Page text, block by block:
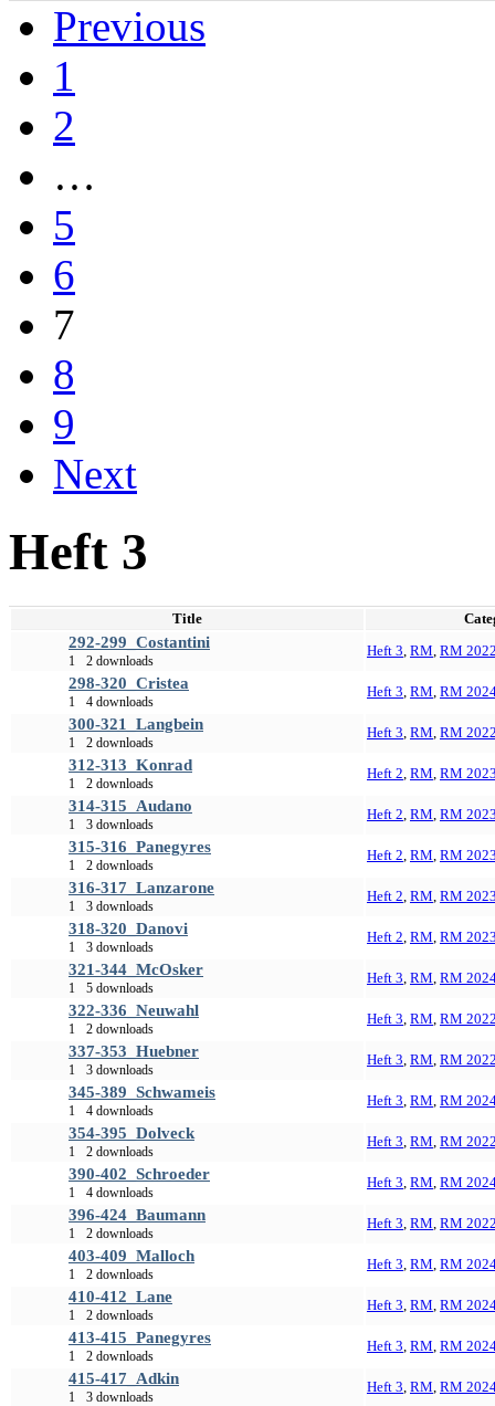
Previous
1
2
…
5
6
7
8
9
Next
Heft 3
Title
292-299_Costantini
1 2 downloads
Heft 3 RM RM
298-320_Cristea
1 4 downloads
Heft 3 RM RM
300-321_Langbein
1 2 downloads
Heft 3 RM RM
312-313_Konrad
1 2 downloads
Heft 2 RM RM
314-315_Audano
1 3 downloads
Heft 2 RM RM
315-316_Panegyres
1 2 downloads
Heft 2 RM RM
316-317_Lanzarone
1 3 downloads
Heft 2 RM RM
318-320_Danovi
1 3 downloads
Heft 2 RM RM
321-344_McOsker
1 5 downloads
Heft 3 RM RM
322-336_Neuwahl
1 2 downloads
Heft 3 RM RM
337-353_Huebner
1 3 downloads
Heft 3 RM RM
345-389_Schwameis
1 4 downloads
Heft 3 RM RM
354-395_Dolveck
1 2 downloads
Heft 3 RM RM
390-402_Schroeder
1 4 downloads
Heft 3 RM RM
396-424_Baumann
1 2 downloads
Heft 3 RM RM
403-409_Malloch
1 2 downloads
Heft 3 RM RM
410-412_Lane
1 2 downloads
Heft 3 RM RM
413-415_Panegyres
1 2 downloads
Heft 3 RM RM
415-417_Adkin
1 3 downloads
Heft 3 RM RM